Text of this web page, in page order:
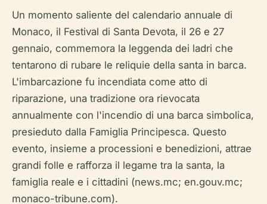
Un momento saliente del calendario annuale di
Monaco, il Festival di Santa Devota, il 26 e 27
gennaio, commemora la leggenda dei ladri che
tentarono di rubare le reliquie della santa in barca.
L'imbarcazione fu incendiata come atto di
riparazione, una tradizione ora rievocata
annualmente con l'incendio di una barca simbolica,
presieduto dalla Famiglia Principesca. Questo
evento, insieme a processioni e benedizioni, attrae
grandi folle e rafforza il legame tra la santa, la
famiglia reale e i cittadini (news.mc; en.gouv.mc;
monaco-tribune.com).